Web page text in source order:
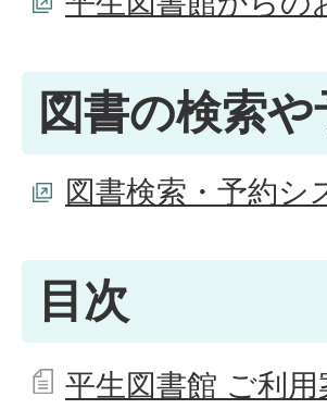
図書の検索や
図書検索・予約シ
目次
平生図書館 ご利用